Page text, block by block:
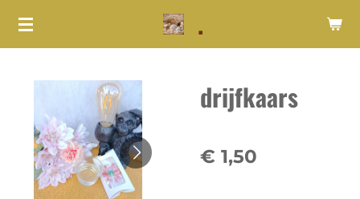
Ga
hoofdinhoud
.
drijfkaars
€ 1,50